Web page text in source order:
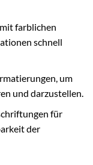
farblichen
schnell
um
und darzustellen.
für
der